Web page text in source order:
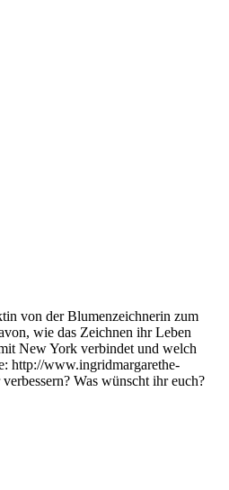
von der Blumenzeichnerin zum
wie das Zeichnen ihr Leben
New York verbindet und welch
http://www.ingridmargarethe-
Was wünscht ihr euch?